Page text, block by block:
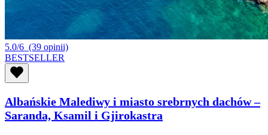
5.0/6 (39 opinii)
BESTSELLER
Albańskie Malediwy i miasto srebrnych dachów –
Saranda, Ksamil i Gjirokastra